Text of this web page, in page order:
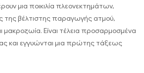
μια ποικιλία πλεονεκτημάτων,
της βέλτιστης παραγωγής ατμού,
μακροζωία. Είναι τέλεια προσαρμοσμένα
και εγγυώνται μια πρώτης τάξεως